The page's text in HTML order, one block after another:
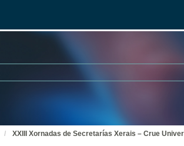
XXIII Xornadas de Secretarías Xerais – Crue